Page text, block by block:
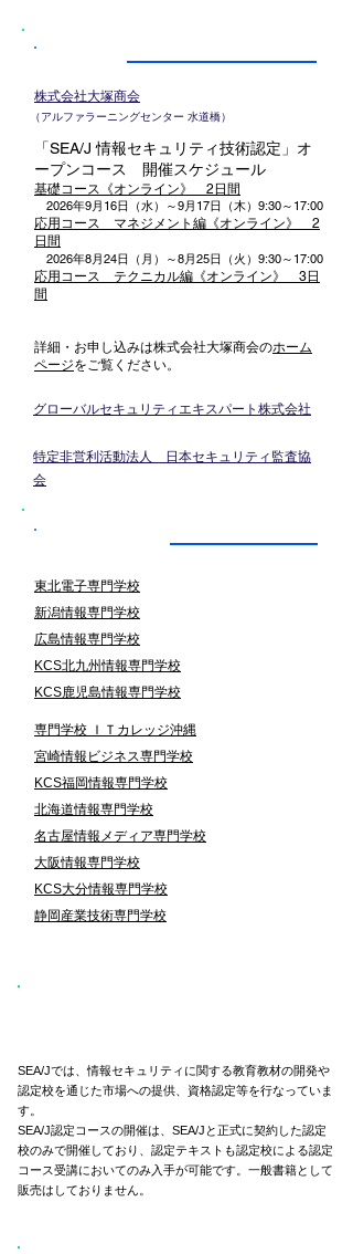
株式会社大塚商会
（アルファラーニングセンター 水道橋）
「SEA/J 情報セキュリティ技術認定」オ
ープンコース 開催スケジュール​
基礎コース《オンライン》 2日間
2026年9月16日（水）～9月17日（木）9:30～17:00
応用コース マネジメント編《オンライン》 2
日間​
2026年8月24日（月）～8月25日（火）9:30～17:00
応用コース テクニカル編《オンライン》 3日
間​
詳細・お申し込みは株式会社大塚商会のホーム
ページをご覧ください。 ​
グローバルセキュリティエキスパート株式会社
​特定非営利活動法人 日本セキュリティ監査協
会
東北電子専門学校
新潟情報専門学校
広島情報専門学校
KCS北九州情報専門学校
KCS鹿児島情報専門学校
専門学校 ＩＴカレッジ沖縄
宮崎情報ビジネス専門学校
KCS福岡情報専門学校
北海道情報専門学校
名古屋情報メディア専門学校
大阪情報専門学校
KCS大分情報専門学校
静岡産業技術専門学校
SEA/Jでは、情報セキュリティに関する教育教材の開発や
認定校を通じた市場への提供、資格認定等を行なっていま
す。
SEA/J認定コースの開催は、SEA/Jと正式に契約した認定
校のみで開催しており、認定テキストも認定校による認定
コース受講においてのみ入手が可能です。一般書籍として
販売はしておりません。